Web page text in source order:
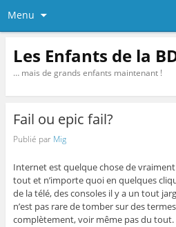
Menu
Les Enfants de la
… mais de grands enfants maintenant !
Fail ou epic fail?
Publié par Mig
Internet est quelque chose de
tout et n’importe quoi en quelques
de la télé, des consoles il y a un tout
n’est pas rare de tomber sur des
complètement, voir même pas du tout.